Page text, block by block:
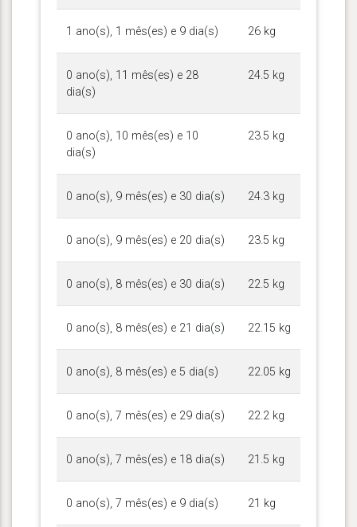
1 ano(s), 1 mês(es) e 9 dia(s) 26 kg
0 ano(s), 11 mês(es) e 28
dia(s)
24.5 kg
0 ano(s), 10 mês(es) e 10
dia(s)
23.5 kg
0 ano(s), 9 mês(es) e 30 dia(s) 24.3 kg
0 ano(s), 9 mês(es) e 20 dia(s) 23.5 kg
0 ano(s), 8 mês(es) e 30 dia(s) 22.5 kg
0 ano(s), 8 mês(es) e 21 dia(s) 22.15 kg
0 ano(s), 8 mês(es) e 5 dia(s) 22.05 kg
0 ano(s), 7 mês(es) e 29 dia(s) 22.2 kg
0 ano(s), 7 mês(es) e 18 dia(s) 21.5 kg
0 ano(s), 7 mês(es) e 9 dia(s) 21 kg